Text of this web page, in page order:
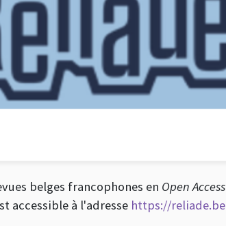
belges francophones en Open Access
accessible à l'adresse https://reliade.be